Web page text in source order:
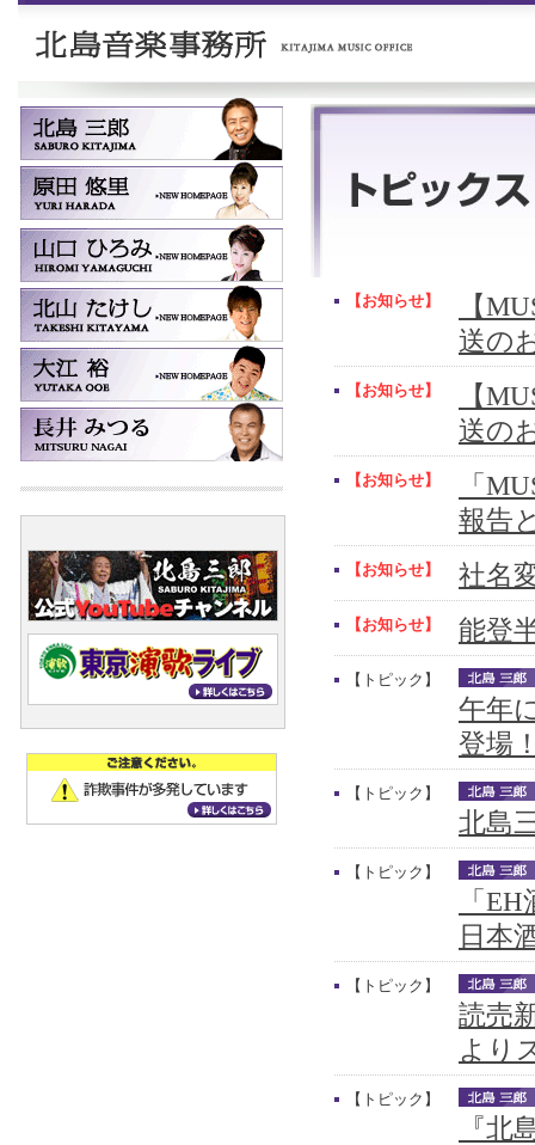
【お知らせ】
【
送の
【お知らせ】
【
送の
【お知らせ】
「
報告
【お知らせ】 社名
【お知らせ】 能登
【トピック】
午年
登場
【トピック】
北島
【トピック】
「
日本
【トピック】
読売
より
【トピック】
『北